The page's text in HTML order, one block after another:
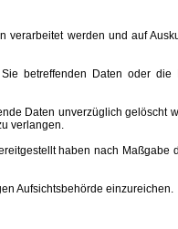
verarbeitet werden und auf
betreffenden Daten oder die
Daten unverzüglich gelöscht
verlangen.
haben nach Maßgabe
Aufsichtsbehörde einzureichen.